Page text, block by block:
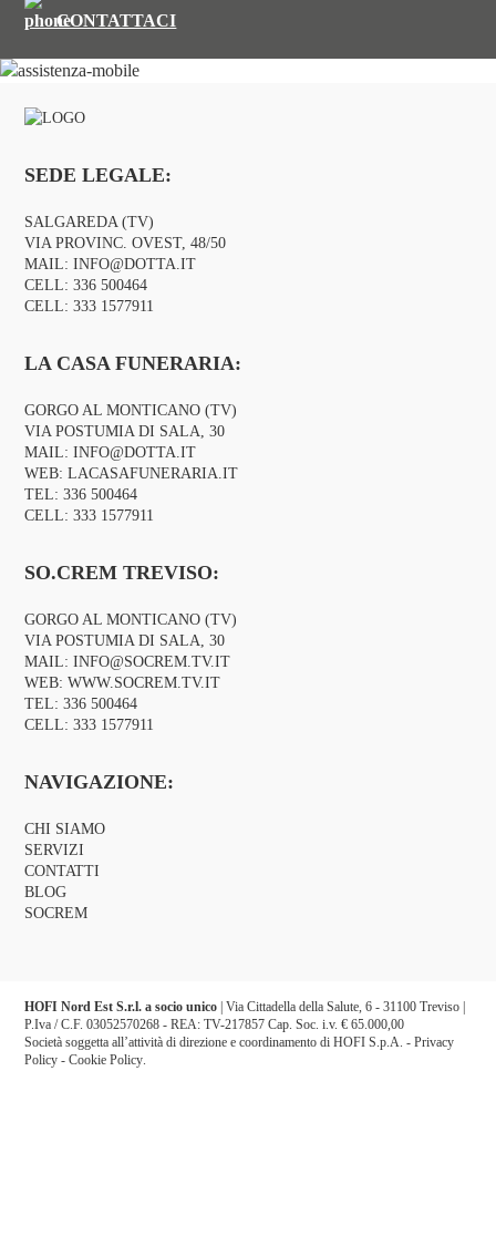
CONTATTACI
SEDE LEGALE:
SALGAREDA (TV)
VIA PROVINC. OVEST, 48/50
MAIL:INFO@DOTTA.IT
CELL:336 500464
CELL:333 1577911
LA CASA FUNERARIA:
GORGO AL MONTICANO (TV)
VIA POSTUMIA DI SALA, 30
MAIL:INFO@DOTTA.IT
WEB:LACASAFUNERARIA.IT
TEL:336 500464
CELL:333 1577911
SO.CREM TREVISO:
GORGO AL MONTICANO (TV)
VIA POSTUMIA DI SALA, 30
MAIL:INFO@SOCREM.TV.IT
WEB:WWW.SOCREM.TV.IT
TEL:336 500464
CELL:333 1577911
NAVIGAZIONE:
CHI SIAMO
SERVIZI
CONTATTI
BLOG
SOCREM
HOFI Nord Est S.r.l. a socio unico | Via Cittadella della Salute, 6 - 31100 Treviso |
P.Iva / C.F. 03052570268 - REA: TV-217857 Cap. Soc. i.v. € 65.000,00
Società soggetta all’attività di direzione e coordinamento di HOFI S.p.A. -Privacy
Policy -Cookie Policy.